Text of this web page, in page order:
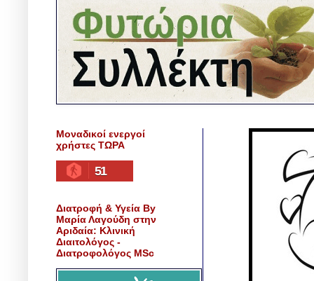
Μοναδικοί ενεργοί
χρήστες ΤΩΡΑ
51
Διατροφή & Υγεία By
Μαρία Λαγούδη στην
Αριδαία: Κλινική
Διαιτολόγος -
Διατροφολόγος MSc